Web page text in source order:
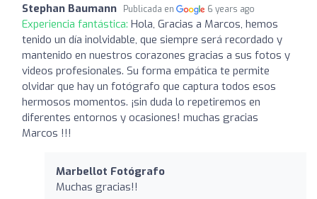
Stephan Baumann Publicada en 6 years ago
Experiencia fantástica: Hola, Gracias a Marcos, hemos
tenido un día inolvidable, que siempre será recordado y
mantenido en nuestros corazones gracias a sus fotos y
videos profesionales. Su forma empática te permite
olvidar que hay un fotógrafo que captura todos esos
hermosos momentos. ¡sin duda lo repetiremos en
diferentes entornos y ocasiones! muchas gracias
Marcos !!!
Marbellot Fotógrafo
Muchas gracias!!